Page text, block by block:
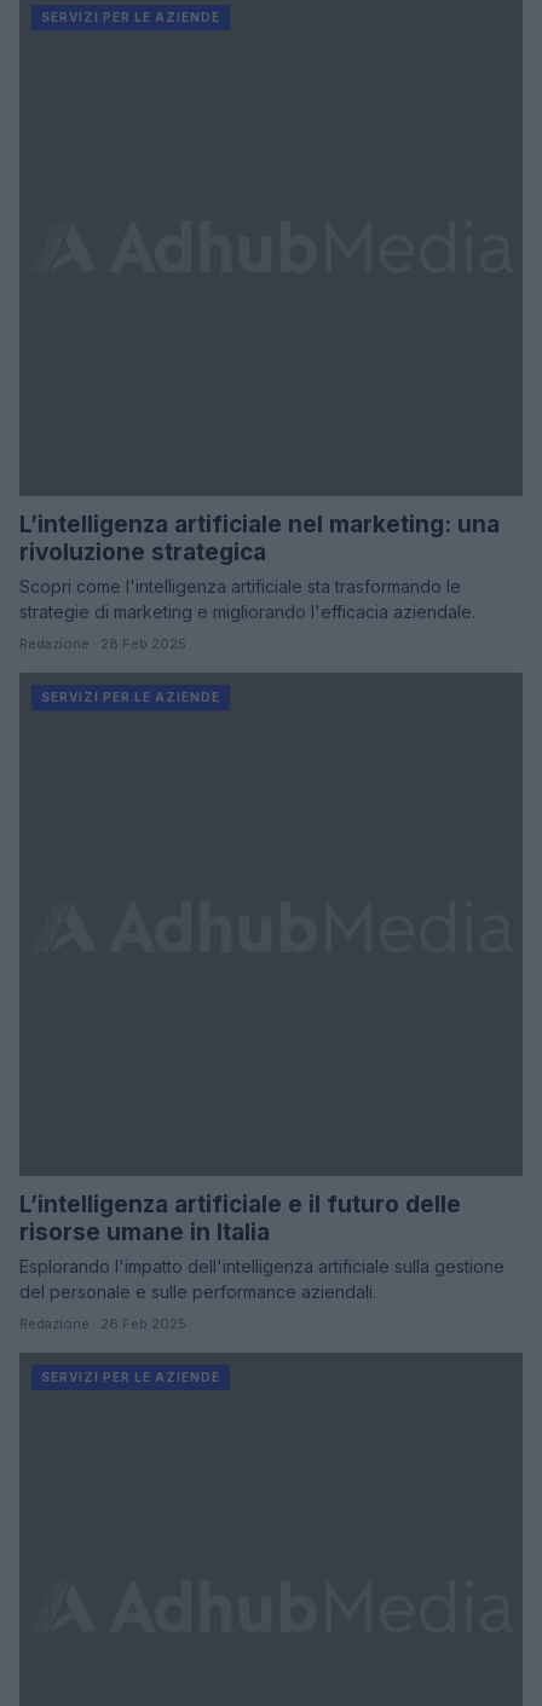
SERVIZI PER LE AZIENDE
L’intelligenza artificiale nel marketing: una
rivoluzione strategica
Scopri come l'intelligenza artificiale sta trasformando le
strategie di marketing e migliorando l'efficacia aziendale.
Redazione · 28 Feb 2025
SERVIZI PER LE AZIENDE
L’intelligenza artificiale e il futuro delle
risorse umane in Italia
Esplorando l'impatto dell'intelligenza artificiale sulla gestione
del personale e sulle performance aziendali.
Redazione · 26 Feb 2025
SERVIZI PER LE AZIENDE